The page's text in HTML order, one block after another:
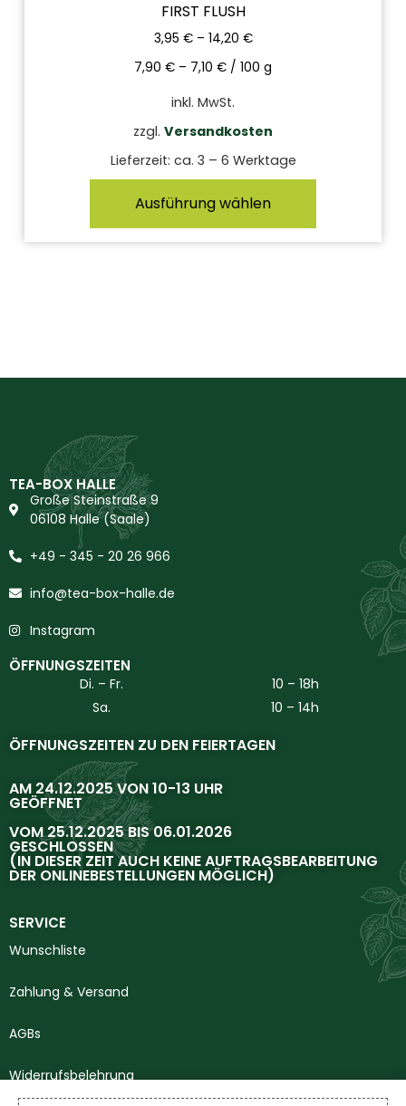
FIRST FLUSH
3,95 €– 14,20 €
7,90 € – 7,10 € / 100 g
inkl. MwSt.
zzgl. Versandkosten
Lieferzeit: ca. 3 – 6 Werktage
Ausführung wählen
TEA-BOX HALLE
Große Steinstraße 9
06108 Halle (Saale)
+49 - 345 - 20 26 966
info@tea-box-halle.de
Instagram
ÖFFNUNGSZEITEN
Di. – Fr.
10 – 18h
Sa.
10 – 14h
ÖFFNUNGSZEITEN ZU DEN FEIERTAGEN
AM 24.12.2025 VON 10-13 UHR
GEÖFFNET
VOM 25.12.2025 BIS 06.01.2026
GESCHLOSSEN
(IN DIESER ZEIT AUCH KEINE AUFTRAGSBEARBEITUNG
DER ONLINEBESTELLUNGEN MÖGLICH)
SERVICE
Wunschliste
Zahlung & Versand
AGBs
Widerrufsbelehrung